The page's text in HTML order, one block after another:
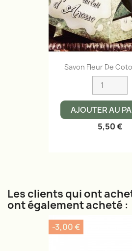
Savon Fleur De
AJOUTER AU
5,50 €
Les clients qui ont
ont également acheté :
-3,00 €